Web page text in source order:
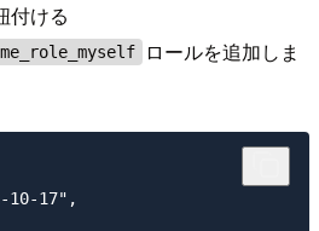
付ける
ロールを追加しま
10-17",